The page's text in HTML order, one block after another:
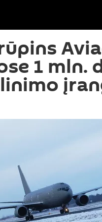
1 mln.